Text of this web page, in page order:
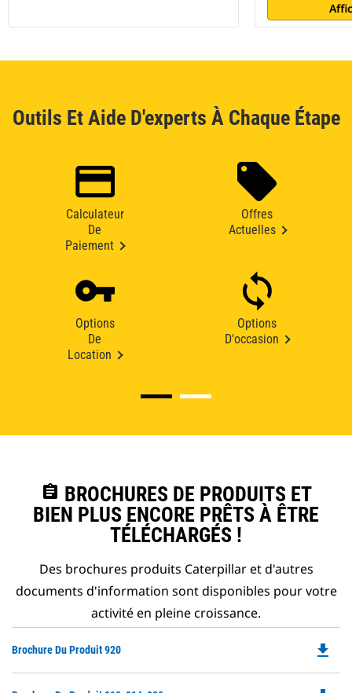
Outils Et Aide D'experts À Chaque Étape
Calculateur
De
Paiement
Offres
Actuelles
Options
De
Location
Options
D'occasion
assignment BROCHURES DE PRODUITS ET
BIEN PLUS ENCORE PRÊTS À ÊTRE
TÉLÉCHARGÉS !
Des brochures produits Caterpillar et d'autres
documents d'information sont disponibles pour votre
activité en pleine croissance.
Brochure Du Produit 920 file_download